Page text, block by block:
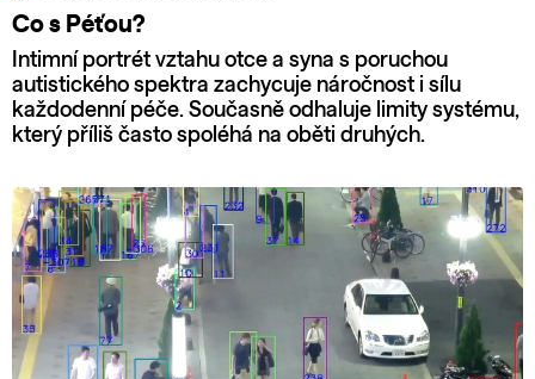
Co s Péťou?
Intimní portrét vztahu otce a syna s poruchou
autistického spektra zachycuje náročnost i sílu
každodenní péče. Současně odhaluje limity systému,
který příliš často spoléhá na oběti druhých.